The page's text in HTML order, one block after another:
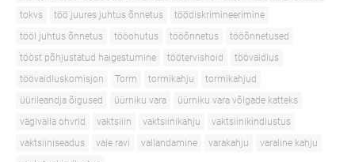
tokvs
töö juures juhtus õnnetus
töödiskrimineerimine
tööl juhtus õnnetus
tööohutus tööõnnetus
tööõnnetused
tööst põhjustatud haigestumine
töötervishoid
töövaidlus
töövaidluskomisjon
Torm tormikahju
tormikahjud
üürileandja õigused
üürniku vara
üürniku vara võlgade katteks
vägivalla ohvrid
vaktsiiin vaktsiinikahju
vaktsiinikindlustus
vaktsiiniseadus
vale ravi vallandamine varakahju
varaline kahju